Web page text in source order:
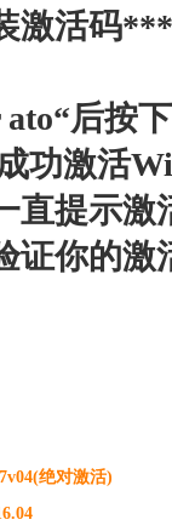
激活码
后按下
功激活
提示激
证你的
绝对激活)